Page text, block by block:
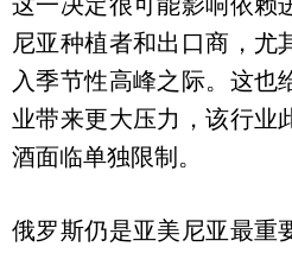
尼亚种植者和出口商，尤
入季节性高峰之际。这也
业带来更大压力，该行业
酒面临单独限制。
俄罗斯仍是亚美尼亚最重